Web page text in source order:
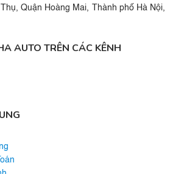
Quận Hoàng Mai, Thành phố Hà Nội,
AUTO TRÊN CÁC KÊNH